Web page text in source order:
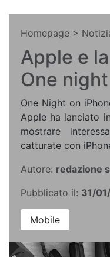
Homepage >
Apple e
One
One Night on
Apple ha lanciato
mostrare
catturate con
Autore: redazione
Pubblicato il: 31/
Mobile